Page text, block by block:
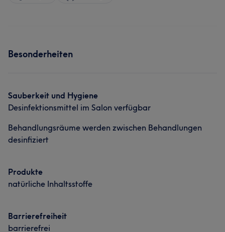
Besonderheiten
Sauberkeit und Hygiene
Desinfektionsmittel im Salon verfügbar
Behandlungsräume werden zwischen Behandlungen
desinfiziert
Produkte
natürliche Inhaltsstoffe
Barrierefreiheit
barrierefrei